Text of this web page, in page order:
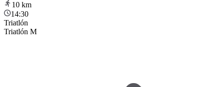
10 km
14:30
Triatlón
Triatlón M